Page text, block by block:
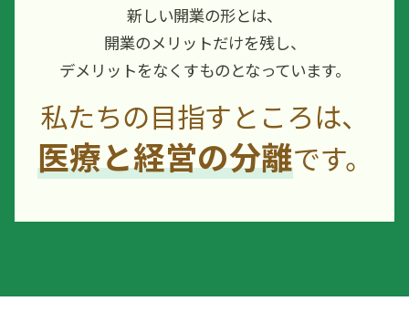
新しい開業の形とは、
開業のメリットだけを残し、
デメリットをなくすものとなっています。
私たちの目指すところは、
医療と経営の分離です。